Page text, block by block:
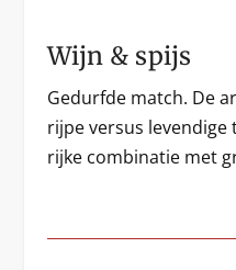
Wijn & spijs
Gedurfde match. De
rijpe versus levendige
rijke combinatie met